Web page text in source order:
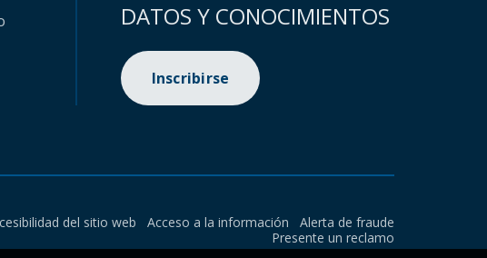
DATOS Y CONOCIMIENTOS
Inscribirse
del sitio web Acceso a la información
Alerta de fraude
Presente un reclamo